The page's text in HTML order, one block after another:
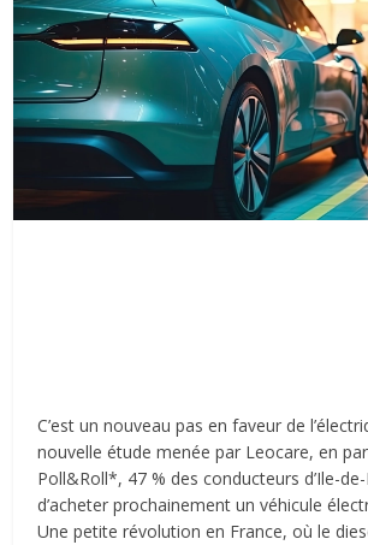
C’est un nouveau pas en faveur de
nouvelle étude menée par Leocare, en
Poll&Roll*, 47 % des conducteurs d’Ile-
d’acheter prochainement un véhicule
Une petite révolution en France, où le